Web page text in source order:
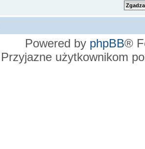
Powered by phpBB®
Przyjazne użytkownikom